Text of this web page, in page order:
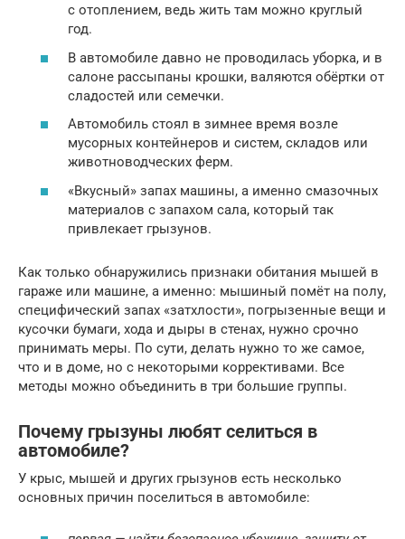
с отоплением, ведь жить там можно круглый
год.
В автомобиле давно не проводилась уборка, и в
салоне рассыпаны крошки, валяются обёртки от
сладостей или семечки.
Автомобиль стоял в зимнее время возле
мусорных контейнеров и систем, складов или
животноводческих ферм.
«Вкусный» запах машины, а именно смазочных
материалов с запахом сала, который так
привлекает грызунов.
Как только обнаружились признаки обитания мышей в
гараже или машине, а именно: мышиный помёт на полу,
специфический запах «затхлости», погрызенные вещи и
кусочки бумаги, хода и дыры в стенах, нужно срочно
принимать меры. По сути, делать нужно то же самое,
что и в доме, но с некоторыми коррективами. Все
методы можно объединить в три большие группы.
Почему грызуны любят селиться в
автомобиле?
У крыс, мышей и других грызунов есть несколько
основных причин поселиться в автомобиле: